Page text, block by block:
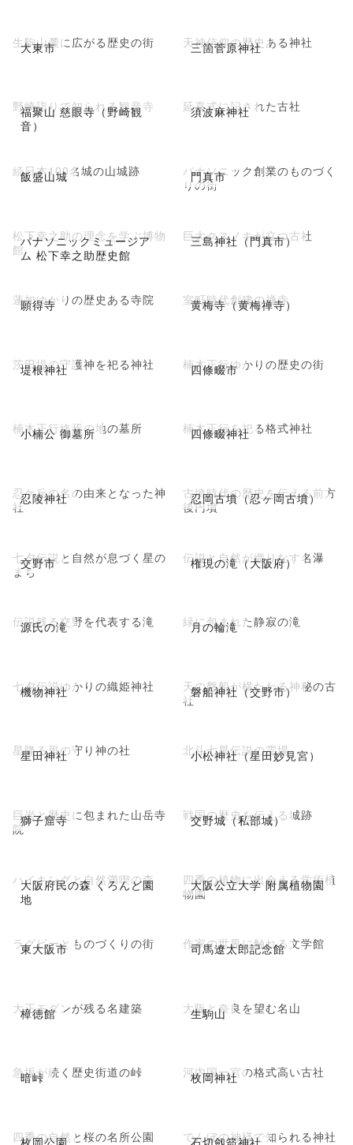
大東市
生駒山麓に広がる歴史の街 三箇菅原神社
天神信仰の歴史ある神社
福聚山 慈眼寺（野崎観
音）
野崎詣りで知られる観音寺 須波麻神社
延喜式に記された古社
飯盛山城
続日本100名城の山城跡 門真市
パナソニック創業のものづく
りの街
パナソニックミュージア
ム 松下幸之助歴史館
松下幸之助の理念を学ぶ博物
館
三島神社（門真市）
巨大クスノキが立つ古社
願得寺
蓮如ゆかりの歴史ある寺院 黄梅寺（黄梅禅寺）
室町時代創建の禅寺
堤根神社
茨田堤の守護神を祀る神社 四條畷市
楠木正行ゆかりの歴史の街
小楠公 御墓所
楠木正行終焉の地の墓所 四條畷神社
楠木正行を祀る格式神社
忍陵神社
忍ケ丘の名の由来となった神
社
忍岡古墳（忍ヶ岡古墳）
古墳時代の歴史を伝える前方
後円墳
交野市
七夕伝説と自然が息づく星の
まち
権現の滝（大阪府）
伝説と自然が織りなす名瀑
源氏の滝
伝説残る交野を代表する滝 月の輪滝
緑に包まれた静寂の滝
機物神社
七夕伝説ゆかりの織姫神社 磐船神社（交野市）
天の磐船が横たわる神秘の古
社
星田神社
星降る里の守り神の社 小松神社（星田妙見宮）
北斗七星伝説の霊場
獅子窟寺
巨岩と歴史に包まれた山岳寺
院
交野城（私部城）
戦国の歴史を伝える城跡
大阪府民の森 くろんど園
地
ハイキングと自然満喫の森 大阪公立大学 附属植物園
四季の植物に出会える学術植
物園
東大阪市
ラグビーとものづくりの街 司馬遼太郎記念館
作家の世界に触れる文学館
樟徳館
大正モダンが残る名建築 生駒山
大阪と奈良を望む名山
暗峠
急坂が続く歴史街道の峠 枚岡神社
河内国一宮の格式高い古社
枚岡公園
四季の自然と桜の名所公園 石切劔箭神社
でんぼの神様で知られる神社